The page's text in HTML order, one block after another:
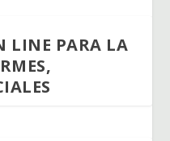
LINE PARA LA